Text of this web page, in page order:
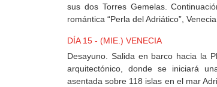
sus dos Torres Gemelas.
romántica “Perla del Adriático”,
DÍA 15 - (MIE.) VENECIA
Desayuno. Salida en barco hacia la
arquitectónico, donde se iniciará
asentada sobre 118 islas en el mar